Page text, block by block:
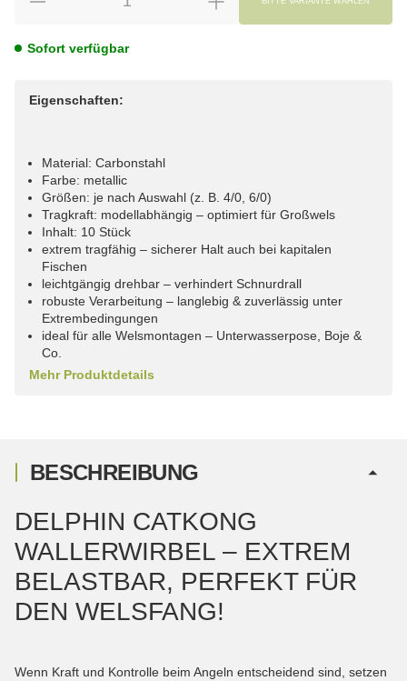
Sofort verfügbar
Eigenschaften:
Material: Carbonstahl
Farbe: metallic
Größen: je nach Auswahl (z. B. 4/0, 6/0)
Tragkraft: modellabhängig – optimiert für Großwels
Inhalt: 10 Stück
extrem tragfähig – sicherer Halt auch bei kapitalen
Fischen
leichtgängig drehbar – verhindert Schnurdrall
robuste Verarbeitung – langlebig & zuverlässig unter
Extrembedingungen
ideal für alle Welsmontagen – Unterwasserpose, Boje &
Co.
Mehr Produktdetails
BESCHREIBUNG
DELPHIN CATKONG
WALLERWIRBEL – EXTREM
BELASTBAR, PERFEKT FÜR
DEN WELSFANG!
Wenn Kraft und Kontrolle beim Angeln entscheidend sind, setzen